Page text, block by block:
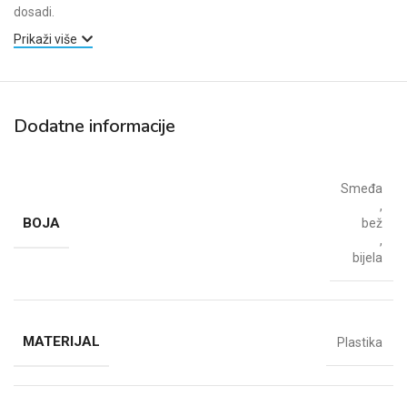
dosadi.
Prikaži više
Dodatne informacije
BOJA
Smeđa
,
bež
,
bijela
MATERIJAL Plastika